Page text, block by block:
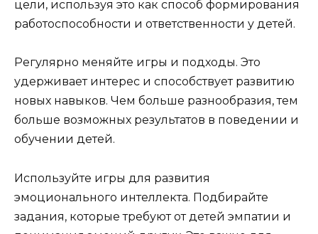
цели, используя это как способ формирования
работоспособности и ответственности у детей.
Регулярно меняйте игры и подходы. Это
удерживает интерес и способствует развитию
новых навыков. Чем больше разнообразия, тем
больше возможных результатов в поведении и
обучении детей.
Используйте игры для развития
эмоционального интеллекта. Подбирайте
задания, которые требуют от детей эмпатии и